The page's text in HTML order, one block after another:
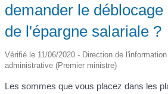
demander le déblocage
de l'épargne salariale ?
Vérifié le 11/06/2020 - Direction de
administrative (Premier ministre)
Les sommes que vous placez dans les